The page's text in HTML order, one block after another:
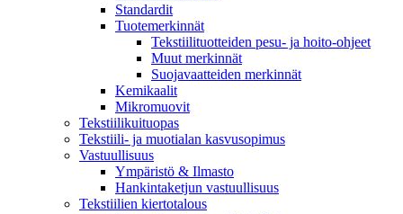
Standardit
Tuotemerkinnät
Tekstiilituotteiden pesu- ja hoito-ohjeet
Muut merkinnät
Suojavaatteiden merkinnät
Kemikaalit
Mikromuovit
Tekstiilikuitu­opas
Tekstiili- ja muotialan kasvusopimus
Vastuullisuus
Ympäristö & Ilmasto
Hankintaketjun vastuullisuus
Tekstiilien kiertotalous